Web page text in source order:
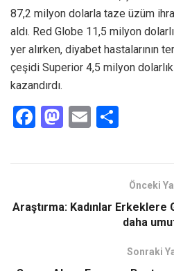
87,2 milyon dolarla taze üzüm
aldı. Red Globe 11,5 milyon
yer alırken, diyabet hastalarının
çeşidi Superior 4,5 milyon
kazandırdı.
F
o
M
d
E
Önceki
Araştırma: Kadınlar Erkeklere
daha
Sonraki